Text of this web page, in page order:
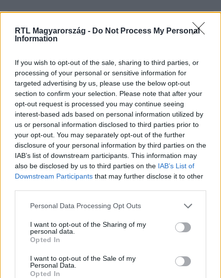
RTL Magyarország - Do Not Process My Personal
Information
If you wish to opt-out of the sale, sharing to third parties, or
processing of your personal or sensitive information for
targeted advertising by us, please use the below opt-out
section to confirm your selection. Please note that after your
opt-out request is processed you may continue seeing
interest-based ads based on personal information utilized by
us or personal information disclosed to third parties prior to
your opt-out. You may separately opt-out of the further
disclosure of your personal information by third parties on the
IAB’s list of downstream participants. This information may
also be disclosed by us to third parties on the IAB’s List of
Downstream Participants that may further disclose it to other
Please note that this website/app uses one or more Google
not limited to your visit or usage behaviour. You may click to
grant or deny consent to Google and its third-party tags to
use your data for below specified purposes in below Google
consent section.
Personal Data Processing Opt Outs
I want to opt-out of the Sharing of my
personal data.
Opted In
I want to opt-out of the Sale of my
Personal Data.
Opted In
legyen a Google-találatokban!
Kövess minket, és értesülj a friss hírekről a
Facebookon is!
HÍRADÓ ADÁSRÉSZLETEK ÁRVÍZ